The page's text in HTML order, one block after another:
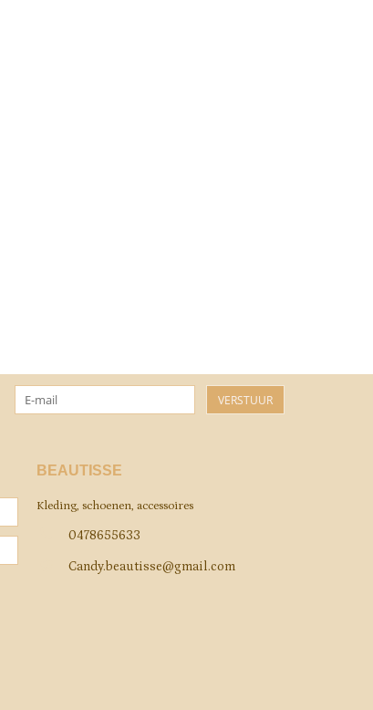
VERSTUUR
BEAUTISSE
Kleding, schoenen, accessoires
0478655633
Candy.beautisse@gmail.com